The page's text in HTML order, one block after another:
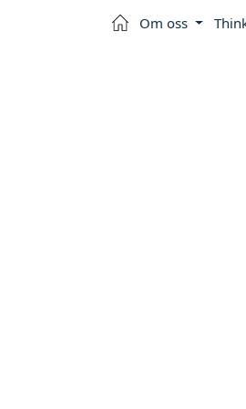
Om oss